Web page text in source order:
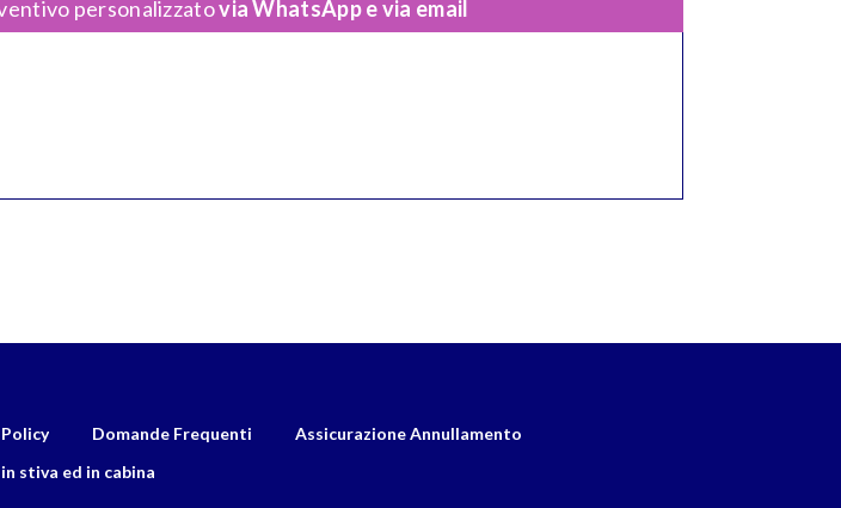
personalizzatovia WhatsApp e via email
Domande Frequenti
Assicurazione Annullamento
stiva ed in cabina